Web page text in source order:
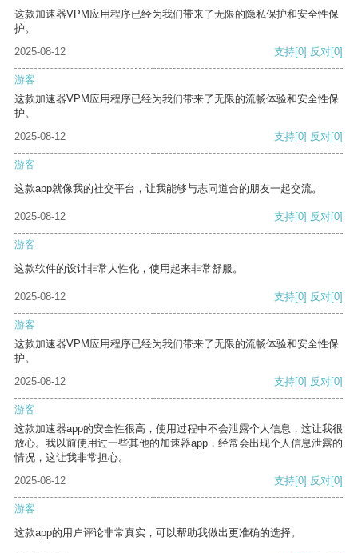
这款加速器VPM应用程序已经为我们带来了无限的隐私保护和安全性保
护。
2025-08-12
支持[0] 反对[0]
游客
这款加速器VPM应用程序已经为我们带来了无限的流畅体验和安全性保
护。
2025-08-12
支持[0] 反对[0]
游客
这款app就像我的社交平台，让我能够与志同道合的朋友一起交流。
2025-08-12 支持[0] 反对[0]
游客
这款软件的设计非常人性化，使用起来非常舒服。
2025-08-12 支持[0] 反对[0]
游客
这款加速器VPM应用程序已经为我们带来了无限的流畅体验和安全性保
护。
2025-08-12
支持[0] 反对[0]
游客
这款加速器app的安全性很高，使用过程中不会泄露个人信息，这让我很
放心。我以前使用过一些其他的加速器app，经常会出现个人信息泄露的
情况，这让我非常担心。
2025-08-12
支持[0] 反对[0]
游客
这款app的用户评论非常真实，可以帮助我做出更准确的选择。